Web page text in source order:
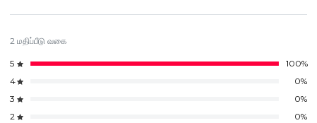
2 மதிப்பீடு வகை
5
100%
4
0%
3
0%
2
0%